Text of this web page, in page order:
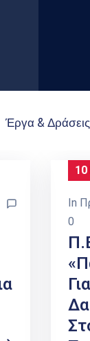
Έργα & Δράσεις
In
0